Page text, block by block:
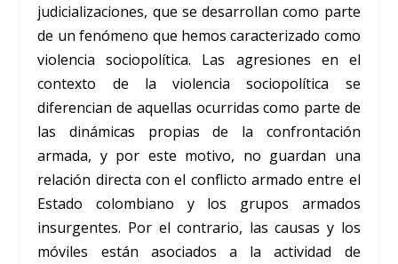
judicializaciones, que se desarrollan como parte
de un fenómeno que hemos caracterizado como
violencia sociopolítica. Las agresiones en el
contexto de la violencia sociopolítica se
diferencian de aquellas ocurridas como parte de
las dinámicas propias de la confrontación
armada, y por este motivo, no guardan una
relación directa con el conflicto armado entre el
Estado colombiano y los grupos armados
insurgentes. Por el contrario, las causas y los
móviles están asociados a la actividad de